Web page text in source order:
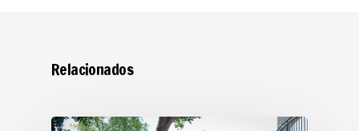
Relacionados